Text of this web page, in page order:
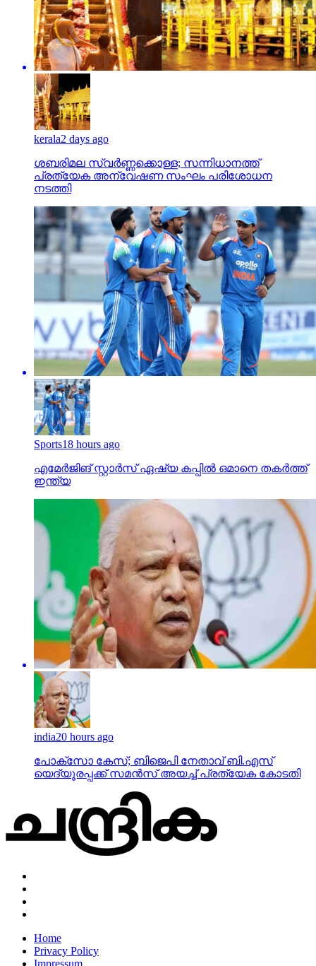
kerala2 days ago
ശബരിമല സ്വര്‍ണ്ണക്കൊള്ള; സന്നിധാനത്ത്
പ്രത്യേക അന്വേഷണ സംഘം പരിശോധന
നടത്തി
Sports18 hours ago
എമേര്‍ജിങ് സ്റ്റാര്‍സ് ഏഷ്യ കപ്പില്‍ ഒമാനെ തകര്‍ത്ത്
ഇന്ത്യ
india20 hours ago
പോക്‌സോ കേസ്; ബിജെപി നേതാവ് ബി.എസ്
യെദ്യൂരപ്പക്ക് സമന്‍സ് അയച്ച് പ്രത്യേക കോടതി
Home
Privacy Policy
Impressum